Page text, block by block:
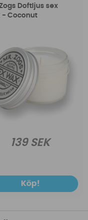
Doftljus sex
- Coconut
139 SEK
Köp!